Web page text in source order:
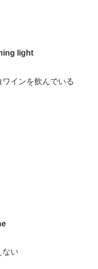
light
インを飲んでいる
ない